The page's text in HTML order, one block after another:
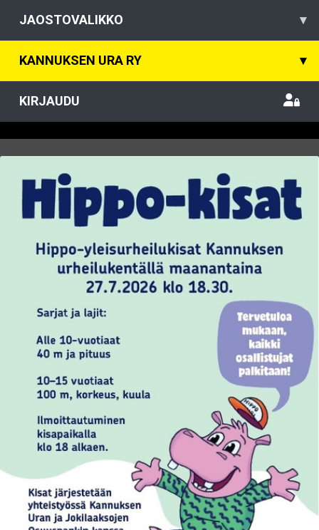
JAOSTOVALIKKO ▾
KANNUKSEN URA RY ▾
KIRJAUDU